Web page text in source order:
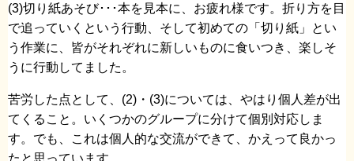
(3)切り紙あそび･･･本を見本に、お疲れ様です。折り方を目
で追っていくという行動、そして初めての「切り紙」とい
う作業に、皆がそれぞれに新しいものに食いつき、楽しそ
うに行動してました。
苦労した点として、(2)・(3)については、やはり個人差が出
てくること。いくつかのグループに分けて個別対応しま
す。でも、これは個人的な交流ができて、かえって良かっ
たと思っています。